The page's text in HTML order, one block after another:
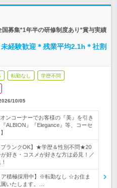
募集*1年半の研修制度あり*賞与実績
経験歓迎＊残業平均2.1h＊社割
転勤なし 学歴不問
10/05
ンコーナーでお客様の『美』を引き
ALBION』『Elegance』等、コーセ
ブランクOK】★学歴＆性別不問★20
好き・コスメが好きな方は必見！／
ア積極採用中】※転勤なし ☆お住ま
いたします。…